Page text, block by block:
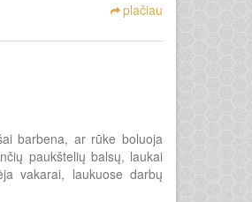
plačiau
barbena, ar rūke boluoja
paukštelių balsų, laukai
vakarai, laukuose darbų